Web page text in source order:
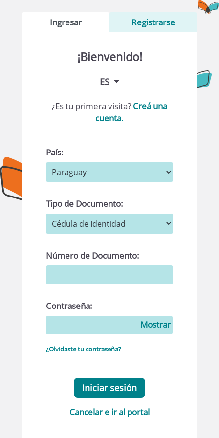
Ingresar Registrarse
¡Bienvenido!
ES
¿Es tu primera visita? Creá una
cuenta.
País:
Tipo de Documento:
Número de Documento:
Contraseña:
Mostrar
¿Olvidaste tu contraseña?
Iniciar sesión
Cancelar e ir al portal